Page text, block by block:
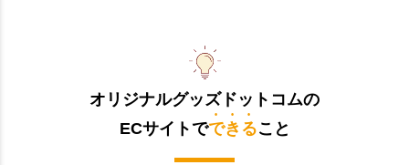
オリジナルグッズドットコムの
ECサイトでできること